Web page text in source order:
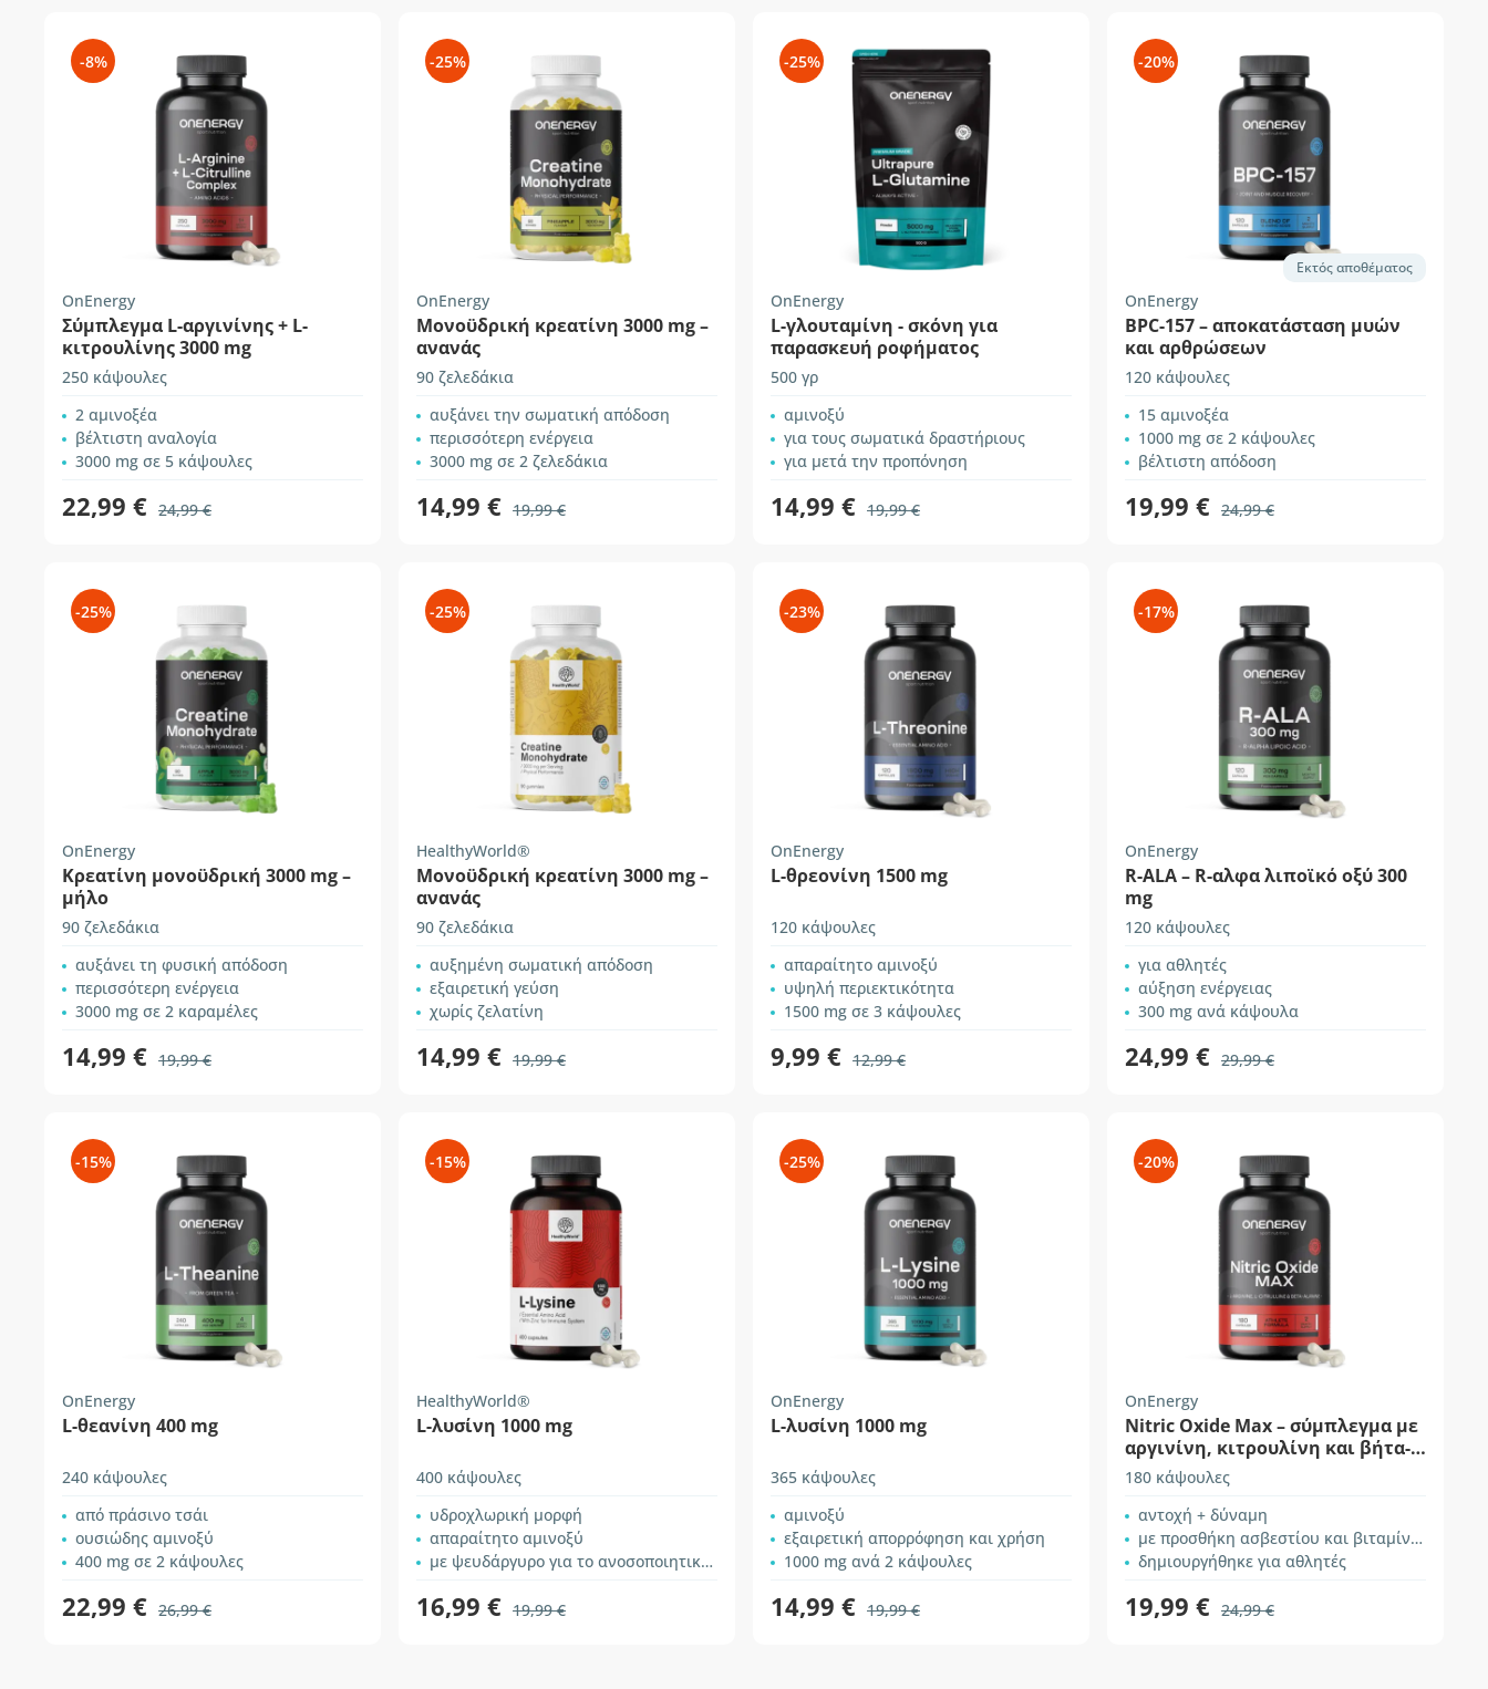
-8%
OnEnergy
Σύμπλεγμα L-αργινίνης + L-
κιτρουλίνης 3000 mg
250 κάψουλες
2 αμινοξέα
βέλτιστη αναλογία
3000 mg σε 5 κάψουλες
22,99 € 24,99 €
-25%
OnEnergy
Μονοϋδρική κρεατίνη 3000 mg –
ανανάς
90 ζελεδάκια
αυξάνει την σωματική απόδοση
περισσότερη ενέργεια
3000 mg σε 2 ζελεδάκια
14,99 € 19,99 €
-25%
OnEnergy
L-γλουταμίνη - σκόνη για
παρασκευή ροφήματος
500 γρ
αμινοξύ
για τους σωματικά δραστήριους
για μετά την προπόνηση
14,99 € 19,99 €
-20%
Εκτός αποθέματος
OnEnergy
BPC-157 – αποκατάσταση μυών
και αρθρώσεων
120 κάψουλες
15 αμινοξέα
1000 mg σε 2 κάψουλες
βέλτιστη απόδοση
19,99 € 24,99 €
-25%
OnEnergy
Κρεατίνη μονοϋδρική 3000 mg –
μήλο
90 ζελεδάκια
αυξάνει τη φυσική απόδοση
περισσότερη ενέργεια
3000 mg σε 2 καραμέλες
14,99 € 19,99 €
-25%
HealthyWorld®
Μονοϋδρική κρεατίνη 3000 mg –
ανανάς
90 ζελεδάκια
αυξημένη σωματική απόδοση
εξαιρετική γεύση
χωρίς ζελατίνη
14,99 € 19,99 €
-23%
OnEnergy
L-θρεονίνη 1500 mg
120 κάψουλες
απαραίτητο αμινοξύ
υψηλή περιεκτικότητα
1500 mg σε 3 κάψουλες
9,99 € 12,99 €
-17%
OnEnergy
R-ALA – R-αλφα λιποϊκό οξύ 300
mg
120 κάψουλες
για αθλητές
αύξηση ενέργειας
300 mg ανά κάψουλα
24,99 € 29,99 €
-15%
OnEnergy
L-θεανίνη 400 mg
240 κάψουλες
από πράσινο τσάι
ουσιώδης αμινοξύ
400 mg σε 2 κάψουλες
22,99 € 26,99 €
-15%
HealthyWorld®
L-λυσίνη 1000 mg
400 κάψουλες
υδροχλωρική μορφή
απαραίτητο αμινοξύ
με ψευδάργυρο για το ανοσοποιητικό σύστημα
16,99 € 19,99 €
-25%
OnEnergy
L-λυσίνη 1000 mg
365 κάψουλες
αμινοξύ
εξαιρετική απορρόφηση και χρήση
1000 mg ανά 2 κάψουλες
14,99 € 19,99 €
-20%
OnEnergy
Nitric Oxide Max – σύμπλεγμα με
αργινίνη, κιτρουλίνη και βήτα-
αλανίνη
180 κάψουλες
αντοχή + δύναμη
με προσθήκη ασβεστίου και βιταμίνης B3
δημιουργήθηκε για αθλητές
19,99 € 24,99 €